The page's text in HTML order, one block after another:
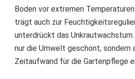
Boden vor extremen
trägt auch zur
unterdrückt das
nur die Umwelt geschont, sondern
Zeitaufwand für die Gartenpflege